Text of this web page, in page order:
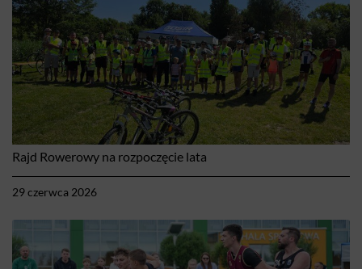
Rajd Rowerowy na rozpoczęcie lata
29 czerwca 2026